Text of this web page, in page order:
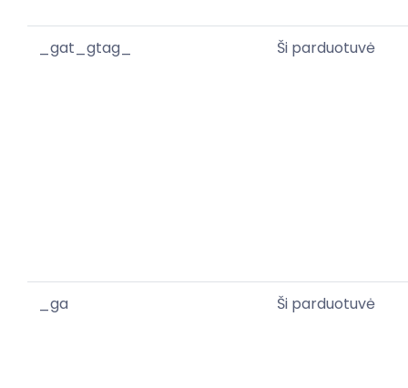
_gat_gtag_ Ši parduotuvė
_ga Ši parduotuvė